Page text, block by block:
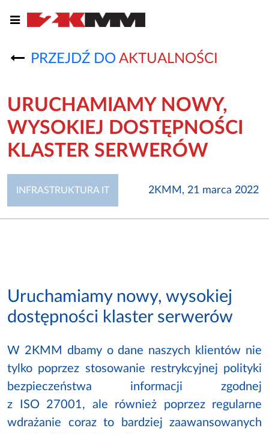
PRZEJDŹ DO AKTUALNOŚCI
URUCHAMIAMY NOWY,
WYSOKIEJ DOSTĘPNOŚCI
KLASTER SERWERÓW
INFRASTRUKTURA IT 2KMM, 21 marca 2022
Uruchamiamy nowy, wysokiej
dostępności klaster serwerów
W 2KMM dbamy o dane naszych klientów nie
tylko poprzez stosowanie restrykcyjnej polityki
bezpieczeństwa informacji zgodnej
z ISO 27001, ale również poprzez regularne
wdrażanie coraz to bardziej zaawansowanych